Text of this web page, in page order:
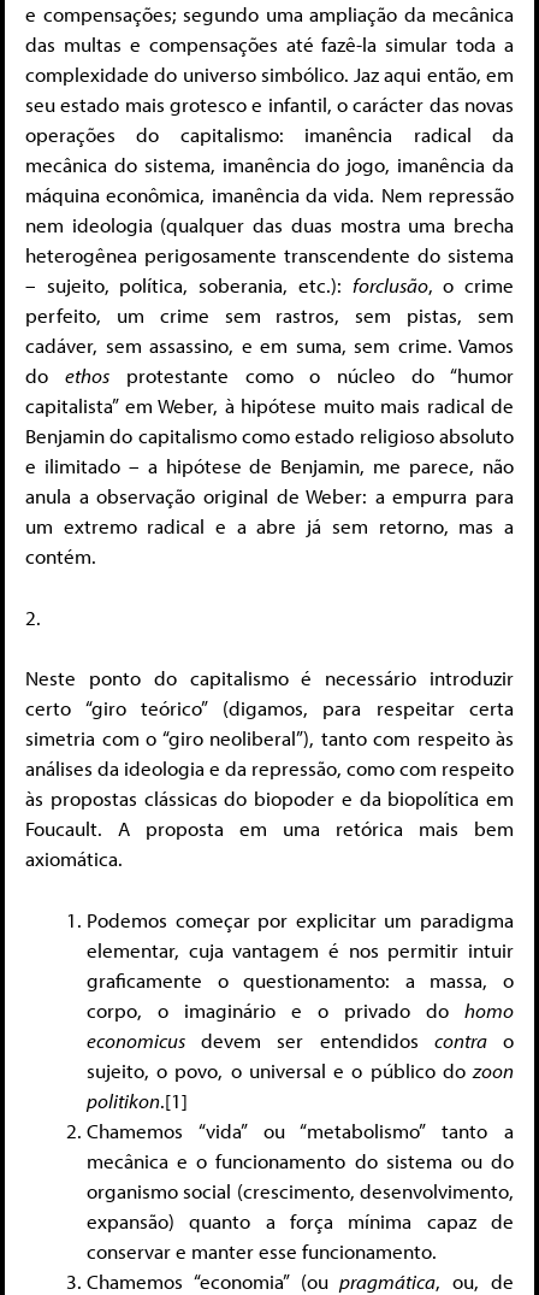
e compensações; segundo uma ampliação da mecânica
das multas e compensações até fazê-la simular toda a
complexidade do universo simbólico. Jaz aqui então, em
seu estado mais grotesco e infantil, o carácter das novas
operações do capitalismo: imanência radical da
mecânica do sistema, imanência do jogo, imanência da
máquina econômica, imanência da vida. Nem repressão
nem ideologia (qualquer das duas mostra uma brecha
heterogênea perigosamente transcendente do sistema
– sujeito, política, soberania, etc.): forclusão, o crime
perfeito, um crime sem rastros, sem pistas, sem
cadáver, sem assassino, e em suma, sem crime. Vamos
do ethosprotestante como o núcleo do “humor
capitalista” em Weber, à hipótese muito mais radical de
Benjamin do capitalismo como estado religioso absoluto
e ilimitado – a hipótese de Benjamin, me parece, não
anula a observação original de Weber: a empurra para
um extremo radical e a abre já sem retorno, mas a
contém.
2.
Neste ponto do capitalismo é necessário introduzir
certo “giro teórico” (digamos, para respeitar certa
simetria com o “giro neoliberal”), tanto com respeito às
análises da ideologia e da repressão, como com respeito
às propostas clássicas do biopoder e da biopolítica em
Foucault. A proposta em uma retórica mais bem
axiomática.
Podemos começar por explicitar um paradigma
elementar, cuja vantagem é nos permitir intuir
graficamente o questionamento: a massa, o
corpo, o imaginário e o privado do homo
economicus devem ser entendidos contrao
sujeito, o povo, o universal e o público do zoon
politikon.[1]
Chamemos “vida” ou “metabolismo” tanto a
mecânica e o funcionamento do sistema ou do
organismo social (crescimento, desenvolvimento,
expansão) quanto a força mínima capaz de
conservar e manter esse funcionamento.
Chamemos “economia” (oupragmática, ou, de